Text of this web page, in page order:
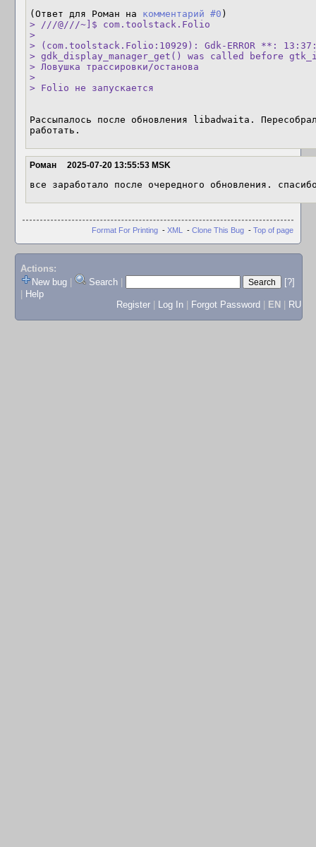
(Ответ для Роман на комментарий #0
> ///@///~]$ com.toolstack.Folio
>
> (com.toolstack.Folio:10929): Gdk-ERROR **:
> gdk_display_manager_get() was called before
> Ловушка трассировки/останова
>
> Folio не запускается
Рассыпалось после обновления libadwaita.
работать.
Роман 2025-07-20 13:55:53 MSK
все заработало после очередного обновления.
Format For Printing - XML - Clone This Bug - Top of page
Actions:
New bug
Search
[?]
Help
Register
Log In Forgot Password EN RU